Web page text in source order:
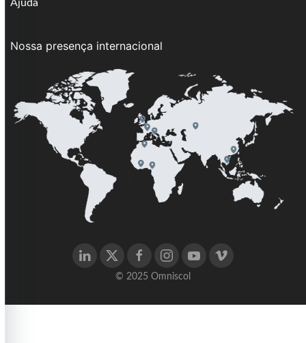
Ajuda
Nossa presença internacional
© 2025 Omniscol